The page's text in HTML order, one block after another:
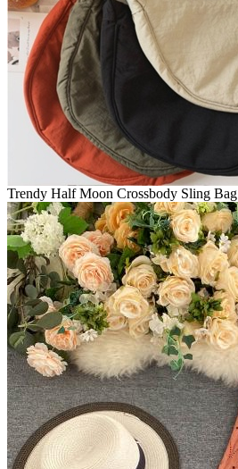
Trendy Half Moon Crossbody Sling Bag